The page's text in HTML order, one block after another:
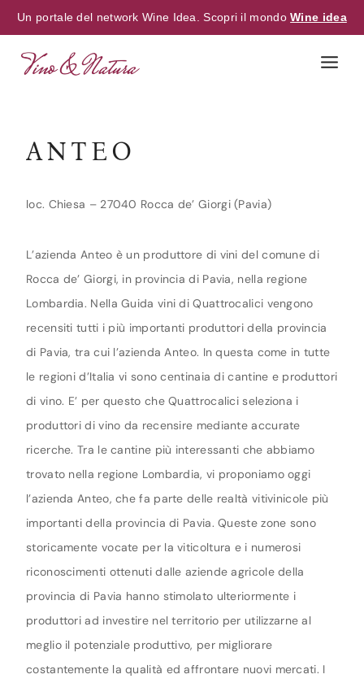
Un portale del network Wine Idea. Scopri il mondoWine idea
ANTEO
loc. Chiesa – 27040 Rocca de’ Giorgi (Pavia)
L’azienda Anteo è un produttore di vini del comune di
Rocca de’ Giorgi, in provincia di Pavia, nella regione
Lombardia. Nella Guida vini di Quattrocalici vengono
recensiti tutti i più importanti produttori della provincia
di Pavia, tra cui l’azienda Anteo. In questa come in tutte
le regioni d’Italia vi sono centinaia di cantine e produttori
di vino. E’ per questo che Quattrocalici seleziona i
produttori di vino da recensire mediante accurate
ricerche. Tra le cantine più interessanti che abbiamo
trovato nella regione Lombardia, vi proponiamo oggi
l’azienda Anteo, che fa parte delle realtà vitivinicole più
importanti della provincia di Pavia. Queste zone sono
storicamente vocate per la viticoltura e i numerosi
riconoscimenti ottenuti dalle aziende agricole della
provincia di Pavia hanno stimolato ulteriormente i
produttori ad investire nel territorio per utilizzarne al
meglio il potenziale produttivo, per migliorare
costantemente la qualità ed affrontare nuovi mercati. I